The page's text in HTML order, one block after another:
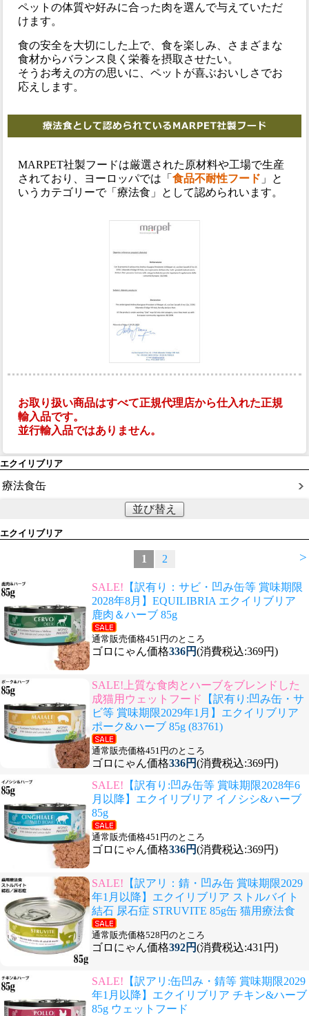
ペットの体質や好みに合った肉を選んで与えていただ
けます。
食の安全を大切にした上で、食を楽しみ、さまざまな
食材からバランス良く栄養を摂取させたい。
そうお考えの方の思いに、ペットが喜ぶおいしさでお
応えします。
MARPET社製フードは厳選された原材料や工場で生産
されており、ヨーロッパでは「食品不耐性フード 」と
いうカテゴリーで「療法食」として認められいます。
お取り扱い商品はすべて正規代理店から仕入れた正規
輸入品です。
並行輸入品ではありません。
エクイリブリア
療法食缶
並び替え
エクイリブリア
>
1 2
SALE! 【訳有り：サビ・凹み缶等 賞味期限
2028年8月】EQUILIBRIA エクイリブリア
鹿肉＆ハーブ 85g
通常販売価格451円のところ
ゴロにゃん価格336円(消費税込:369円)
SALE!上質な食肉とハーブをブレンドした
成猫用ウェットフード
【訳有り:凹み缶・サ
ビ等 賞味期限2029年1月】エクイリブリア
ポーク&ハーブ 85g (83761)
通常販売価格451円のところ
ゴロにゃん価格336円(消費税込:369円)
SALE! 【訳有り:凹み缶等 賞味期限2028年6
月以降】エクイリブリア イノシシ&ハーブ
85g
通常販売価格451円のところ
ゴロにゃん価格336円(消費税込:369円)
SALE! 【訳アリ：錆・凹み缶 賞味期限2029
年1月以降】エクイリブリア ストルバイト
結石 尿石症 STRUVITE 85g缶 猫用療法食
通常販売価格528円のところ
ゴロにゃん価格392円(消費税込:431円)
SALE! 【訳アリ:缶凹み・錆等 賞味期限2029
年1月以降】エクイリブリア チキン&ハーブ
85g ウェットフード